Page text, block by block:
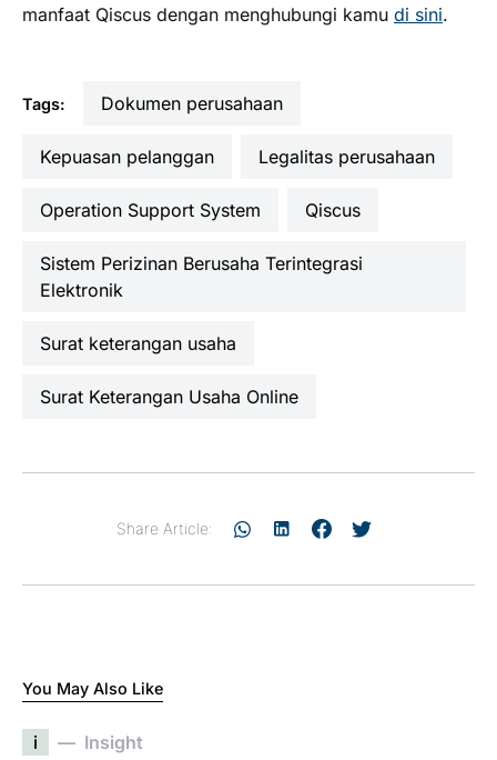
manfaat Qiscus dengan menghubungi kamu di sini.
Tags: dokumen perusahaan
kepuasan pelanggan legalitas perusahaan
Operation Support System Qiscus
Sistem Perizinan Berusaha Terintegrasi
Elektronik
surat keterangan usaha
Surat Keterangan Usaha Online
Share Article:
You May Also Like
i Insight